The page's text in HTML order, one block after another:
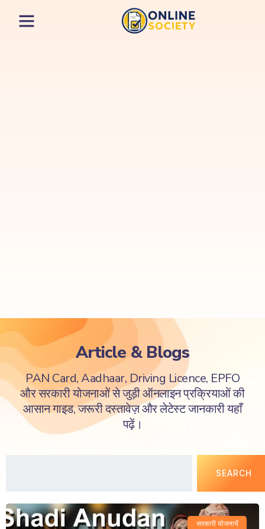
Article & Blogs
PAN Card, Aadhaar, Driving Licence, EPFO
और सरकारी योजनाओं से जुड़ी ऑनलाइन प्रक्रियाओं की
आसान गाइड, जरूरी दस्तावेज़ और लेटेस्ट जानकारी यहाँ
पढ़ें।
SEARCH
सरकारी योजनायें